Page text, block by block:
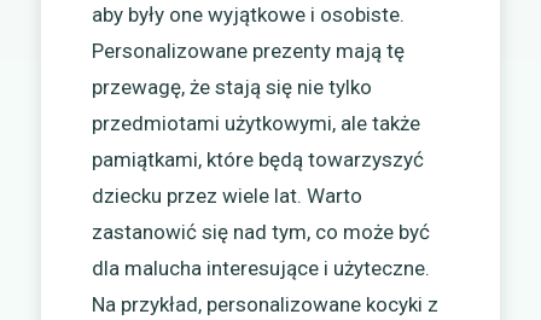
aby były one wyjątkowe i osobiste.
Personalizowane prezenty mają tę
przewagę, że stają się nie tylko
przedmiotami użytkowymi, ale także
pamiątkami, które będą towarzyszyć
dziecku przez wiele lat. Warto
zastanowić się nad tym, co może być
dla malucha interesujące i użyteczne.
Na przykład, personalizowane kocyki z